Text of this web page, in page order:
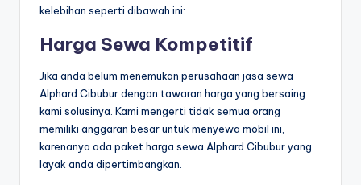
kelebihan seperti dibawah ini:
Harga Sewa Kompetitif
Jika anda belum menemukan perusahaan jasa sewa
Alphard Cibubur dengan tawaran harga yang bersaing
kami solusinya. Kami mengerti tidak semua orang
memiliki anggaran besar untuk menyewa mobil ini,
karenanya ada paket harga sewa Alphard Cibubur yang
layak anda dipertimbangkan.